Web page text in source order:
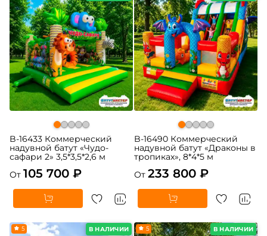
B-16433 Коммерческий
надувной батут «Чудо-
сафари 2» 3,5*3,5*2,6 м
От 105 700 ₽
B-16490 Коммерческий
надувной батут «Драконы в
тропиках», 8*4*5 м
От 233 800 ₽
В НАЛИЧИИ
5 В НАЛИЧИИ
5